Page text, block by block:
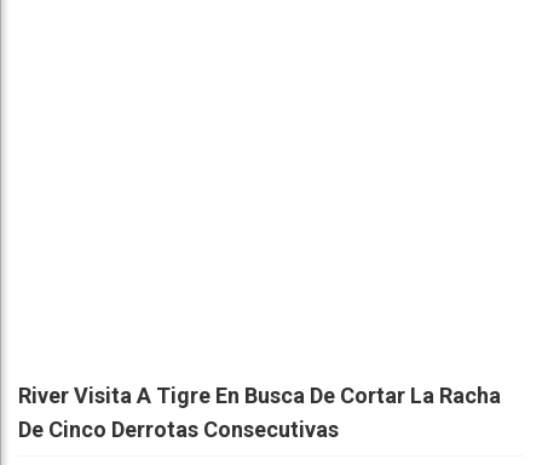
River Visita A Tigre En Busca De Cortar La Racha
De Cinco Derrotas Consecutivas